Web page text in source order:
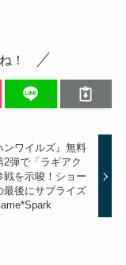
！
ンワイルズ』無料
2弾で「ラギアク
戦を示唆！ショー
最後にサプライズ